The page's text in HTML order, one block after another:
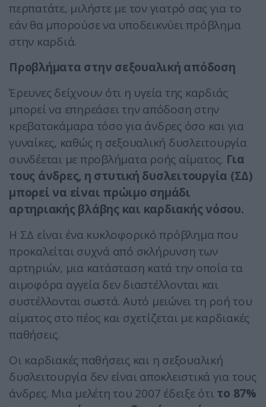
περπατάτε, μιλήστε με τον γιατρό σας για το
εάν θα μπορούσε να υποδεικνύει πρόβλημα
στην καρδιά.
Προβλήματα στην σεξουαλική απόδοση
Έρευνες δείχνουν ότι η υγεία της καρδιάς
μπορεί να επηρεάσει την απόδοση στην
κρεβατοκάμαρα τόσο για άνδρες όσο και για
γυναίκες, καθώς η σεξουαλική δυσλειτουργία
συνδέεται με προβλήματα ροής αίματος. Για
τους άνδρες, η στυτική δυσλειτουργία (ΣΔ)
μπορεί να είναι πρώιμο σημάδι
αρτηριακής βλάβης και καρδιακής νόσου.
Η ΣΔ είναι ένα κυκλοφορικό πρόβλημα που
προκαλείται συχνά από σκλήρυνση των
αρτηριών, μια κατάσταση κατά την οποία τα
αιμοφόρα αγγεία δεν διαστέλλονται και
συστέλλονται σωστά. Αυτό μειώνει τη ροή του
αίματος στο πέος και σχετίζεται με καρδιακές
παθήσεις.
Οι καρδιακές παθήσεις και η σεξουαλική
δυσλειτουργία δεν είναι αποκλειστικά για τους
άνδρες. Μια μελέτη του 2007 έδειξε ότι το 87%